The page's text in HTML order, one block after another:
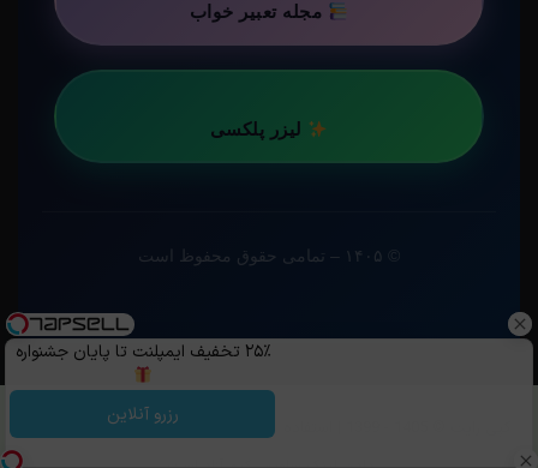
مجله تعبیر خواب
لیزر پلکسی
کپی رایت ©️ 1405 - 1399 | استفاده از مطالب ساویس‌گیم با ذکر منبع و قرار
۲۵٪ تخفیف ایمپلنت تا پایان جشنواره
رزرو آنلاین